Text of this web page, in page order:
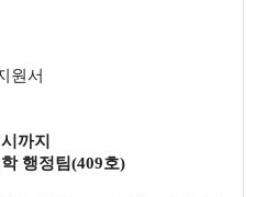
원서
까지
행정팀(409호)